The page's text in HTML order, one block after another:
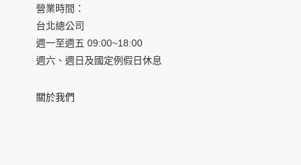
營業時間：
台北總公司
週一至週五 09:00~18:00
週六、週日及國定例假日休息
關於我們